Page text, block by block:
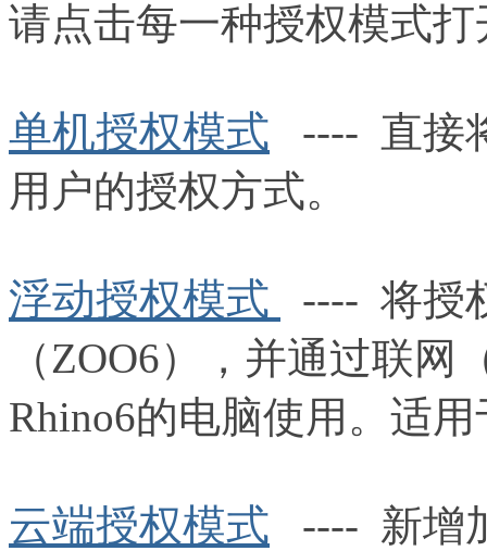
请点击每一种授权模式
单机授权模式 ---- 直接
用户的授权方式。
浮动授权模式 ---- 将授
（ZOO6），并通过联
Rhino6的电脑使用。适
云端授权模式
---- 新增